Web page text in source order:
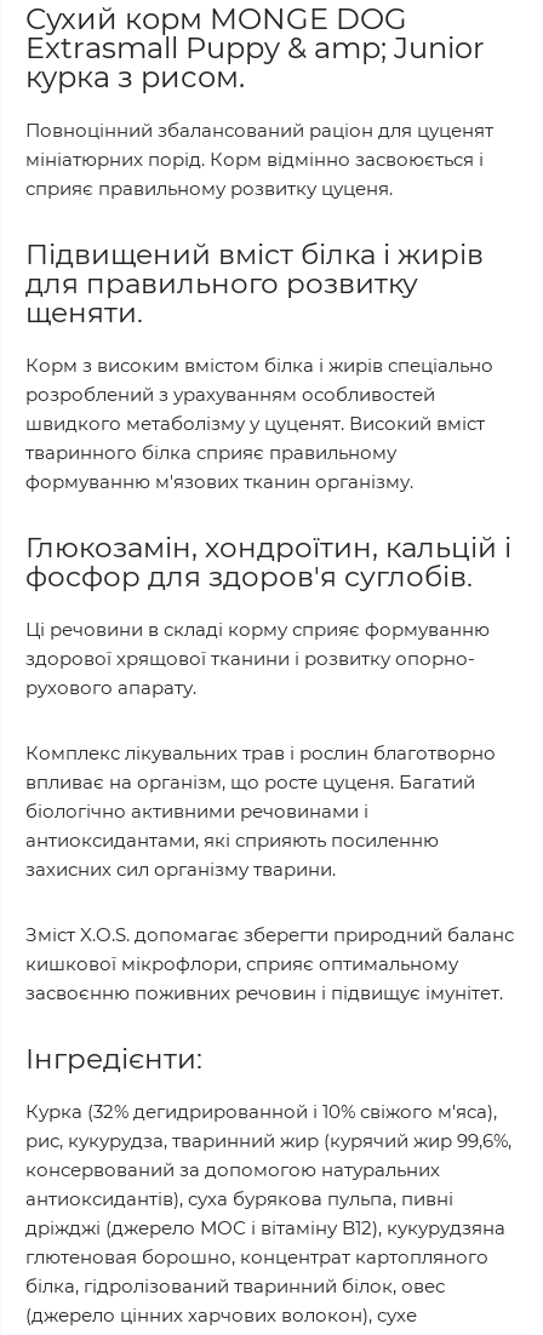
Сухий корм MONGE DOG
Extrasmall Puppy & amp; Junior
курка з рисом.
Повноцінний збалансований раціон для цуценят
мініатюрних порід. Корм відмінно засвоюється і
сприяє правильному розвитку цуценя.
Підвищений вміст білка і жирів
для правильного розвитку
щеняти.
Корм ​​з високим вмістом білка і жирів спеціально
розроблений з урахуванням особливостей
швидкого метаболізму у цуценят. Високий вміст
тваринного білка сприяє правильному
формуванню м'язових тканин організму.
Глюкозамін, хондроїтин, кальцій і
фосфор для здоров'я суглобів.
Ці речовини в складі корму сприяє формуванню
здорової хрящової тканини і розвитку опорно-
рухового апарату.
Комплекс лікувальних трав і рослин благотворно
впливає на організм, що росте цуценя. Багатий
біологічно активними речовинами і
антиоксидантами, які сприяють посиленню
захисних сил організму тварини.
Зміст X.O.S. допомагає зберегти природний баланс
кишкової мікрофлори, сприяє оптимальному
засвоєнню поживних речовин і підвищує імунітет.
Інгредієнти:
Курка (32% дегидрированной і 10% свіжого м'яса),
рис, кукурудза, тваринний жир (курячий жир 99,6%,
консервований за допомогою натуральних
антиоксидантів), суха бурякова пульпа, пивні
дріжджі (джерело МОС і вітаміну B12), кукурудзяна
глютеновая борошно, концентрат картопляного
білка, гідролізований тваринний білок, овес
(джерело цінних харчових волокон), сухе